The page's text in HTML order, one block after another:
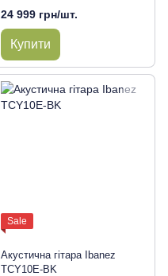
24 999 грн/шт.
Купити
Sale
Акустична гітара Ibanez
TCY10E-BK